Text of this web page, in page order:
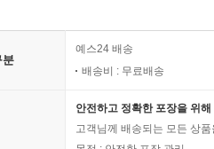
분
예스24 배송
배송비 : 무료배송
안전하고 정확한 포장을 위
고객님께 배송되는 모든 상